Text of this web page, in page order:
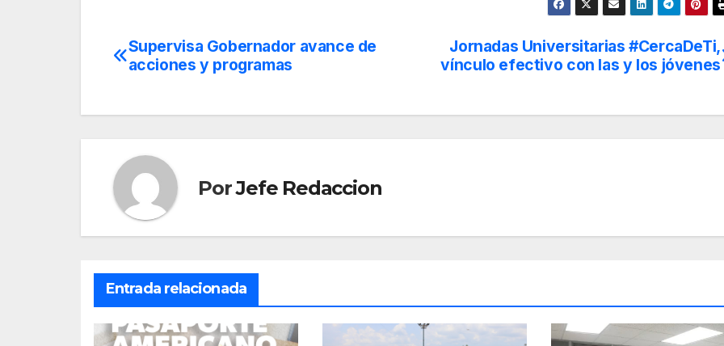
Navegación
entradas
Jornadas Universitarias #CercaDeTi,
vínculo efectivo con las y los jóvenes
Supervisa Gobernador avance de
acciones y programas
PorJefe Redaccion
Entrada relacionada